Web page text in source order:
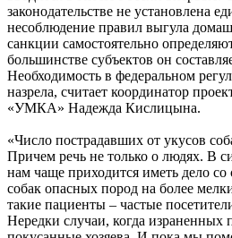
законодательстве не установлена
несоблюдение правил выгула
санкции самостоятельно
большинстве субъектов он
Необходимость в федеральном
назрела, считает координатор
«УМКА» Надежда Кислицына.
«Число пострадавших от укусов
Причем речь не только о людях. В
нам чаще приходится иметь дело
собак опасных пород на более
такие пациенты – частые
Нередки случаи, когда израненных